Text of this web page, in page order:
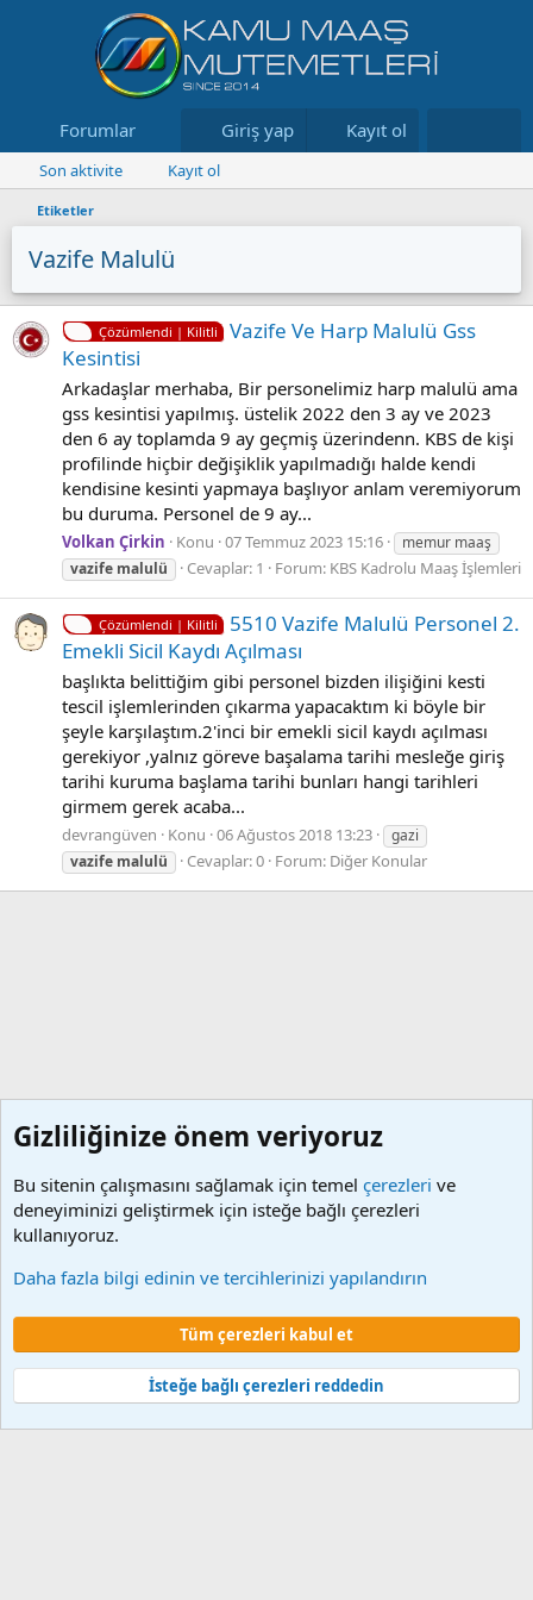
Forumlar Neler yeni Kaynaklar
Giriş yap Kayıt ol
Son aktivite Kayıt ol
Etiketler
Vazife Malulü
Çözümlendi | Kilitli
Vazife Ve Harp Malulü Gss
Kesintisi
Arkadaşlar merhaba, Bir personelimiz harp malulü ama
gss kesintisi yapılmış. üstelik 2022 den 3 ay ve 2023
den 6 ay toplamda 9 ay geçmiş üzerindenn. KBS de kişi
profilinde hiçbir değişiklik yapılmadığı halde kendi
kendisine kesinti yapmaya başlıyor anlam veremiyorum
bu duruma. Personel de 9 ay...
Volkan Çirkin Konu 07 Temmuz 2023 15:16
memur maaş
vazife malulü Cevaplar: 1 Forum: KBS Kadrolu Maaş İşlemleri
Çözümlendi | Kilitli
5510 Vazife Malulü Personel 2.
Emekli Sicil Kaydı Açılması
başlıkta belittiğim gibi personel bizden ilişiğini kesti
tescil işlemlerinden çıkarma yapacaktım ki böyle bir
şeyle karşılaştım.2'inci bir emekli sicil kaydı açılması
gerekiyor ,yalnız göreve başalama tarihi mesleğe giriş
tarihi kuruma başlama tarihi bunları hangi tarihleri
girmem gerek acaba...
devrangüven Konu 06 Ağustos 2018 13:23
gazi
vazife malulü Cevaplar: 0 Forum: Diğer Konular
Çerezler
Şartlar ve kurallar
Gizlilik politikası Yardım Ana sayfa
Community platform by XenForo © 2010-2024 XenForo Ltd.
Türkçe yama 🇹🇷 [XGT] Yazılım ve web hizmetleri 2014-2024
Gizliliğinize önem veriyoruz
Bu sitenin çalışmasını sağlamak için temel çerezleri ve
deneyiminizi geliştirmek için isteğe bağlı çerezleri
kullanıyoruz.
Daha fazla bilgi edinin ve tercihlerinizi yapılandırın
Tüm çerezleri kabul et
İsteğe bağlı çerezleri reddedin